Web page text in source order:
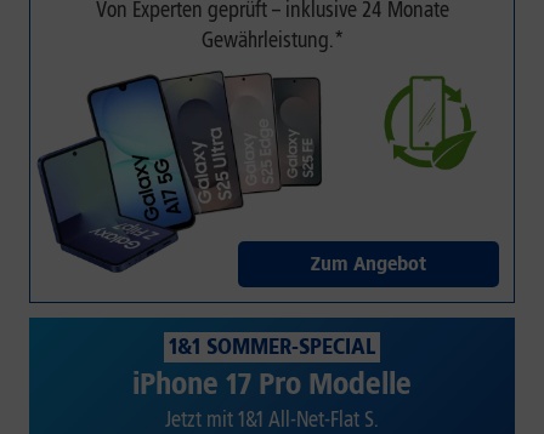
Von Experten geprüft – inklusive 24 Monate
Gewährleistung.*
Zum Angebot
1&1 SOMMER-SPECIAL
iPhone 17 Pro Modelle
Jetzt mit 1&1 All-Net-Flat S.